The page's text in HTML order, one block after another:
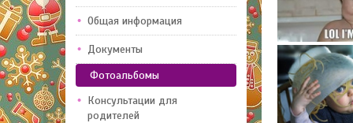
Общая информация
Документы
Фотоальбомы
Консультации для
родителей